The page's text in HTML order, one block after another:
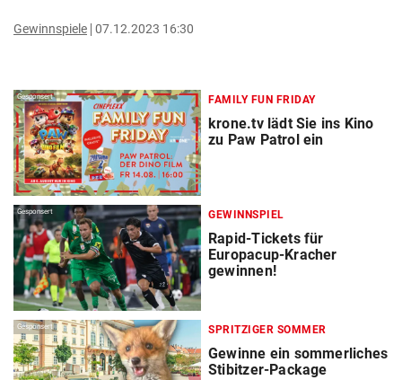
Gewinnspiele 07.12.2023 16:30
Gesponsert FAMILY FUN FRIDAY
krone.tv lädt Sie ins Kino
zu Paw Patrol ein
Gesponsert GEWINNSPIEL
Rapid-Tickets für
Europacup-Kracher
gewinnen!
Gesponsert SPRITZIGER SOMMER
Gewinne ein sommerliches
Stibitzer-Package